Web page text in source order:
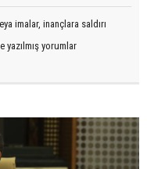
imalar, inançlara saldırı
yazılmış yorumlar